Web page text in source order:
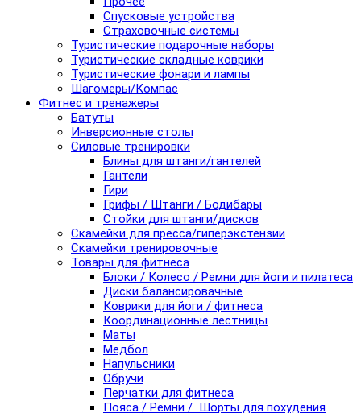
Спусковые устройства
Страховочные системы
Туристические подарочные наборы
Туристические складные коврики
Туристические фонари и лампы
Шагомеры/Компас
Фитнес и тренажеры
Батуты
Инверсионные столы
Силовые тренировки
Блины для штанги/гантелей
Гантели
Гири
Грифы / Штанги / Бодибары
Стойки для штанги/дисков
Скамейки для пресса/гиперэкстензии
Скамейки тренировочные
Товары для фитнеса
Блоки / Колесо / Ремни для йоги и пилатеса
Диски балансировачные
Коврики для йоги / фитнеса
Координационные лестницы
Маты
Медбол
Напульсники
Обручи
Перчатки для фитнеса
Пояса / Ремни / Шорты для похудения